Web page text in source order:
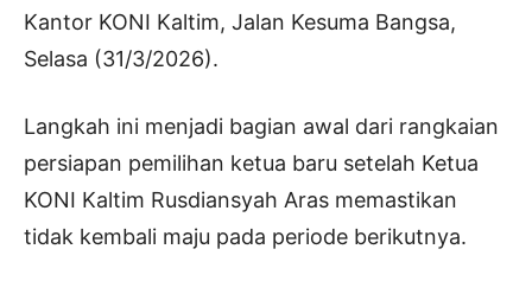
Kantor KONI Kaltim, Jalan Kesuma Bangsa,
Selasa (31/3/2026).
Langkah ini menjadi bagian awal dari rangkaian
persiapan pemilihan ketua baru setelah Ketua
KONI Kaltim Rusdiansyah Aras memastikan
tidak kembali maju pada periode berikutnya.